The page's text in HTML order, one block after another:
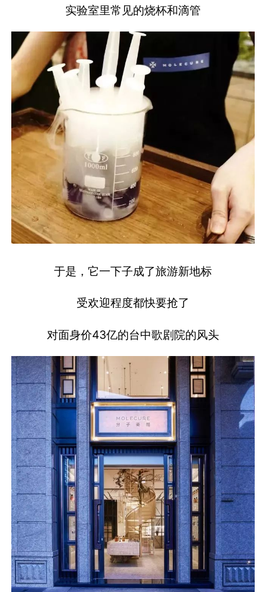
实验室里常见的烧杯和滴管
于是，它一下子成了旅游新地标
受欢迎程度都快要抢了
对面身价43亿的台中歌剧院的风头